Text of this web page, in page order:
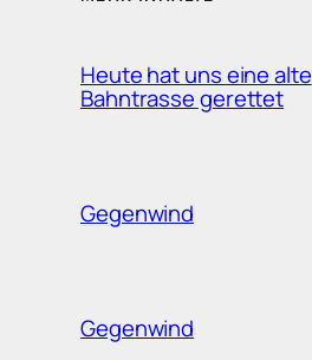
Heute hat uns eine alte
Bahntrasse gerettet
Gegenwind
Gegenwind